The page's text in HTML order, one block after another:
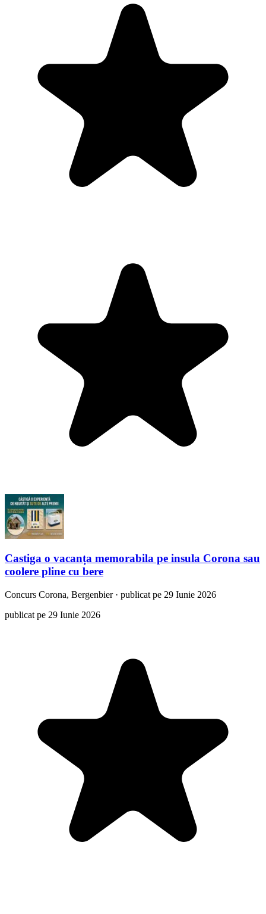
Castiga o vacanța memorabila pe insula Corona sau
coolere pline cu bere
Concurs Corona, Bergenbier· publicat pe 29 Iunie 2026
publicat pe 29 Iunie 2026